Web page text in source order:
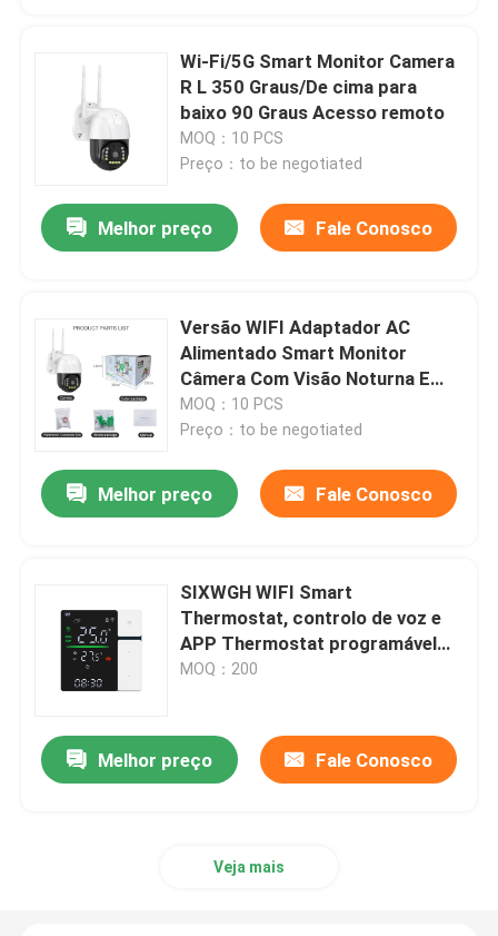
Wi-Fi/5G Smart Monitor Camera
R L 350 Graus/De cima para
baixo 90 Graus Acesso remoto
MOQ：10 PCS
Preço：to be negotiated
Melhor preço Fale Conosco
Versão WIFI Adaptador AC
Alimentado Smart Monitor
Câmera Com Visão Noturna E
Dual-Way Audio Câmera
inteligente
MOQ：10 PCS
Preço：to be negotiated
Melhor preço Fale Conosco
SIXWGH WIFI Smart
Thermostat, controlo de voz e
APP Thermostat programável
para aquecimento eléctrico
MOQ：200
Melhor preço Fale Conosco
Veja mais